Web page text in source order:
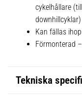
cykelhållare
downhillcyklar)
Kan fällas
Förmonterad
Tekniska